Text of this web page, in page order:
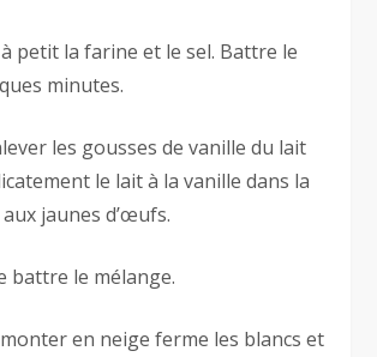
petit la farine et le sel. Battre le
minutes.
les gousses de vanille du lait
le lait à la vanille dans la
jaunes d’œufs.
battre le mélange.
en neige ferme les blancs et